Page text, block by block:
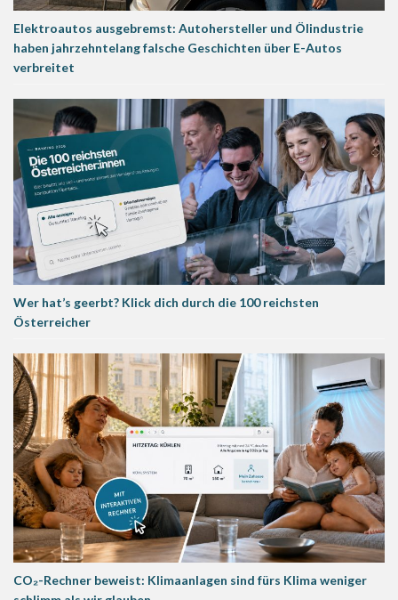
Elektroautos ausgebremst: Autohersteller und Ölindustrie
haben jahrzehntelang falsche Geschichten über E-Autos
verbreitet
Wer hat’s geerbt? Klick dich durch die 100 reichsten
Österreicher
CO₂-Rechner beweist: Klimaanlagen sind fürs Klima weniger